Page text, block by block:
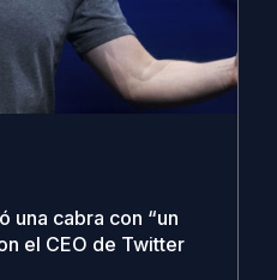
una cabra con “un
el CEO de Twitter